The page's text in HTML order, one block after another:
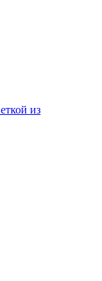
из